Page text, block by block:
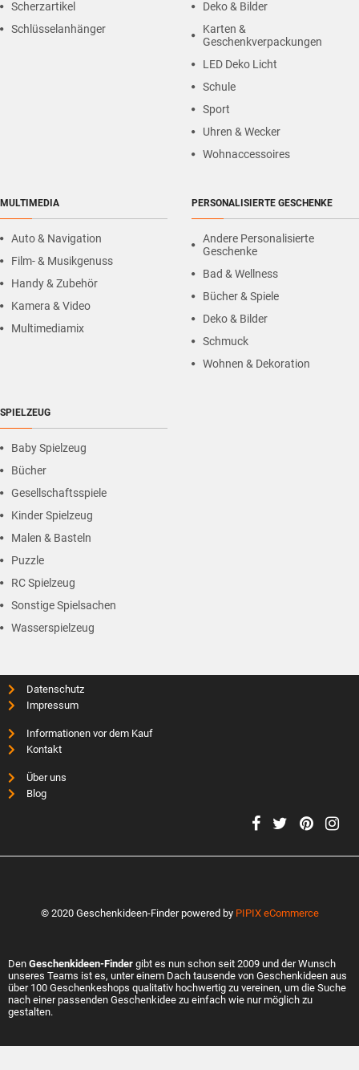
Scherzartikel
Schlüsselanhänger
Deko & Bilder
Karten &
Geschenkverpackungen
LED Deko Licht
Schule
Sport
Uhren & Wecker
Wohnaccessoires
MULTIMEDIA
Auto & Navigation
Film- & Musikgenuss
Handy & Zubehör
Kamera & Video
Multimediamix
PERSONALISIERTE GESCHENKE
Andere Personalisierte
Geschenke
Bad & Wellness
Bücher & Spiele
Deko & Bilder
Schmuck
Wohnen & Dekoration
SPIELZEUG
Baby Spielzeug
Bücher
Gesellschaftsspiele
Kinder Spielzeug
Malen & Basteln
Puzzle
RC Spielzeug
Sonstige Spielsachen
Wasserspielzeug
Datenschutz
Impressum
Informationen vor dem Kauf
Kontakt
Über uns
Blog
© 2020 Geschenkideen-Finder powered by PIPIX eCommerce
Den Geschenkideen-Finder gibt es nun schon seit 2009 und der Wunsch
unseres Teams ist es, unter einem Dach tausende von Geschenkideen aus
über 100 Geschenkeshops qualitativ hochwertig zu vereinen, um die Suche
nach einer passenden Geschenkidee zu einfach wie nur möglich zu
gestalten.